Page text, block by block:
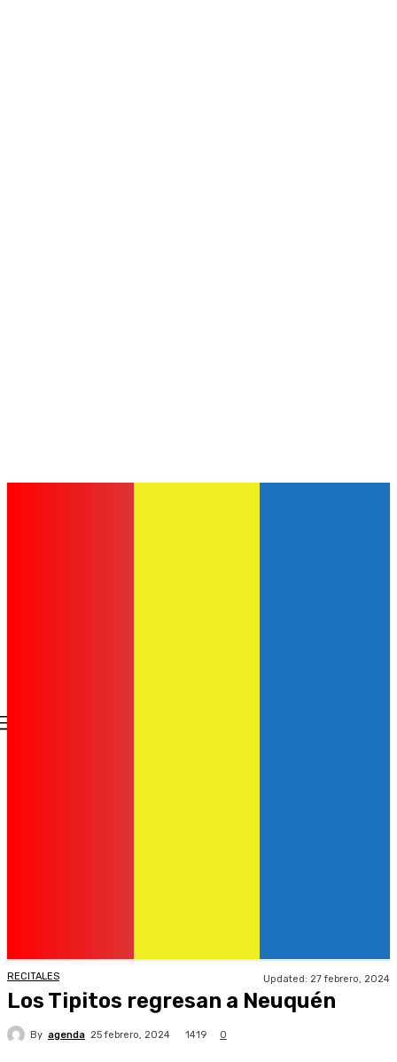
RECITALES Updated: 27 febrero, 2024
Los Tipitos regresan a Neuquén
By agenda 25 febrero, 2024 1419 0